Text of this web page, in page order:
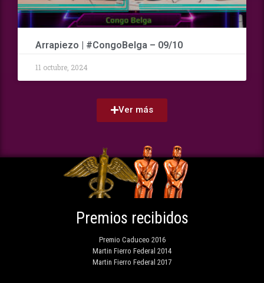
Arrapiezo | #CongoBelga – 09/10
11 octubre, 2024
Ver más
Premios recibidos
Premio Caduceo 2016
Martin Fierro Federal 2014
Martin Fierro Federal 2017